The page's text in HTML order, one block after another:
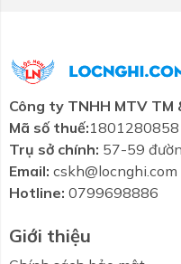
Công ty TNHH MTV TM
Mã số thuế:1801280858
Trụ sở chính: 57-59
Email: cskh@locnghi.com
Hotline: 0799698886
Giới thiệu